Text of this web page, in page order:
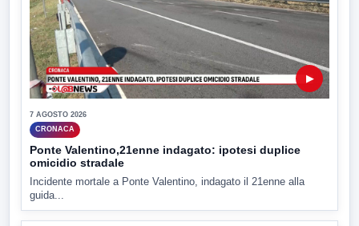
▶
7 AGOSTO 2026
CRONACA
Ponte Valentino,21enne indagato: ipotesi duplice
omicidio stradale
Incidente mortale a Ponte Valentino, indagato il 21enne alla
guida...